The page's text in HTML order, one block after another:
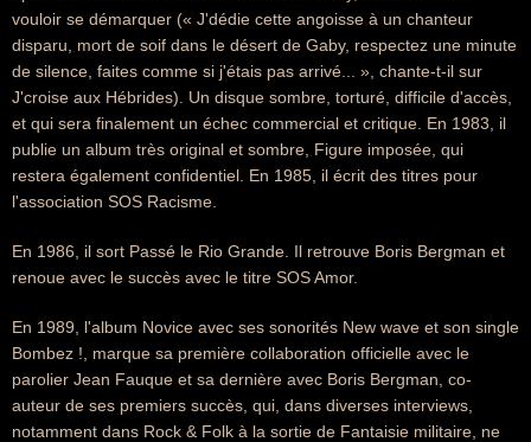
vouloir se démarquer (« J'dédie cette angoisse à un chanteur
disparu, mort de soif dans le désert de Gaby, respectez une minute
de silence, faites comme si j'étais pas arrivé... », chante-t-il sur
J'croise aux Hébrides). Un disque sombre, torturé, difficile d'accès,
et qui sera finalement un échec commercial et critique. En 1983, il
publie un album très original et sombre, Figure imposée, qui
restera également confidentiel. En 1985, il écrit des titres pour
l'association SOS Racisme.
En 1986, il sort Passé le Rio Grande. Il retrouve Boris Bergman et
renoue avec le succès avec le titre SOS Amor.
En 1989, l'album Novice avec ses sonorités New wave et son single
Bombez !, marque sa première collaboration officielle avec le
parolier Jean Fauque et sa dernière avec Boris Bergman, co-
auteur de ses premiers succès, qui, dans diverses interviews,
notamment dans Rock & Folk à la sortie de Fantaisie militaire, ne